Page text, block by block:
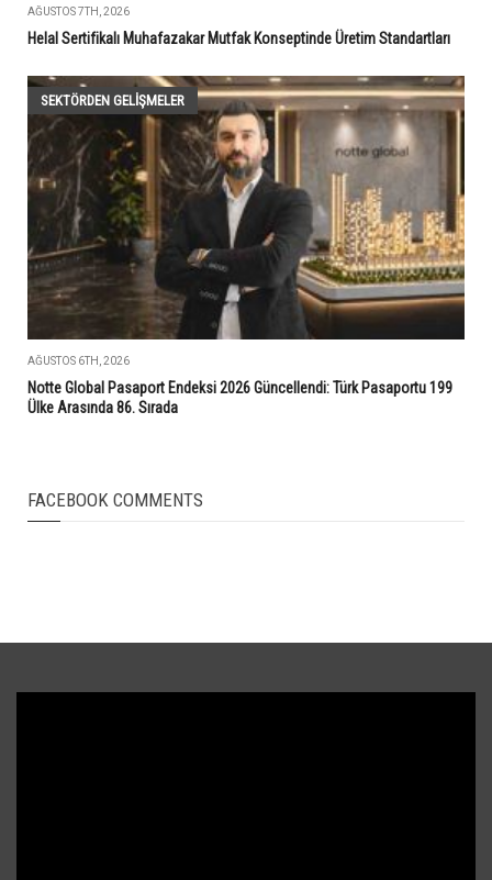
AĞUSTOS 7TH, 2026
Helal Sertifikalı Muhafazakar Mutfak Konseptinde Üretim Standartları
SEKTÖRDEN GELIŞMELER
AĞUSTOS 6TH, 2026
Notte Global Pasaport Endeksi 2026 Güncellendi: Türk Pasaportu 199
Ülke Arasında 86. Sırada
FACEBOOK COMMENTS